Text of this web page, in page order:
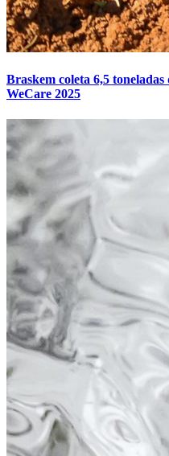
Braskem coleta 6,5 toneladas
WeCare 2025